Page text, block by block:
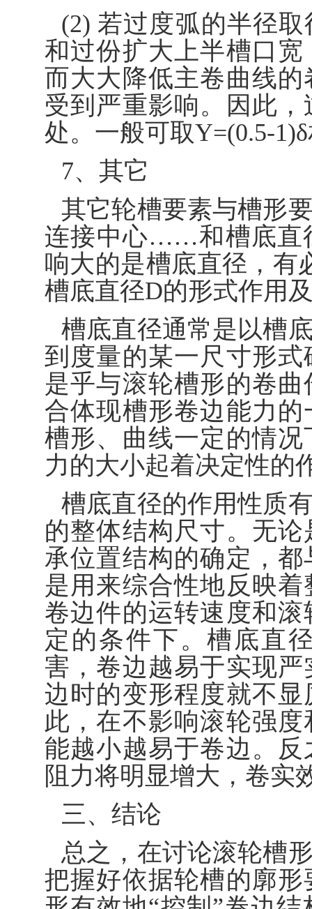
(2) 若过度弧的半径
和过份扩大上半槽口
而大大降低主卷曲线
受到严重影响。因此
处。一般可取Y=(0.5-
7、其它
其它轮槽要素与槽形
连接中心……和槽底直
响大的是槽底直径，有
槽底直径D的形式作用
槽底直径通常是以槽
到度量的某一尺寸形
是乎与滚轮槽形的卷
合体现槽形卷边能力
槽形、曲线一定的情
力的大小起着决定性的
槽底直径的作用性质
的整体结构尺寸。无
承位置结构的确定，
是用来综合性地反映
卷边件的运转速度和
定的条件下。槽底直
害，卷边越易于实现
边时的变形程度就不
此，在不影响滚轮强
能越小越易于卷边。
阻力将明显增大，卷实
三、结论
总之，在讨论滚轮槽
把握好依据轮槽的廓